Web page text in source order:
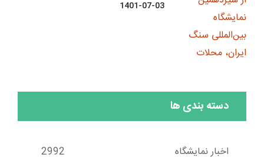
1401-07-03
دسته بندی ها
اخبار نمایشگاه
2992